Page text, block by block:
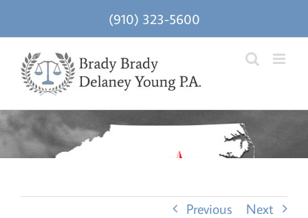
content
(910) 323-5600
Previous Next